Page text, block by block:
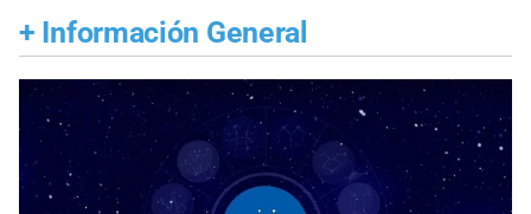
+ Información General